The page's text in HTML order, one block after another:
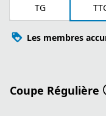
TG
Les membres
Coupe Régulière